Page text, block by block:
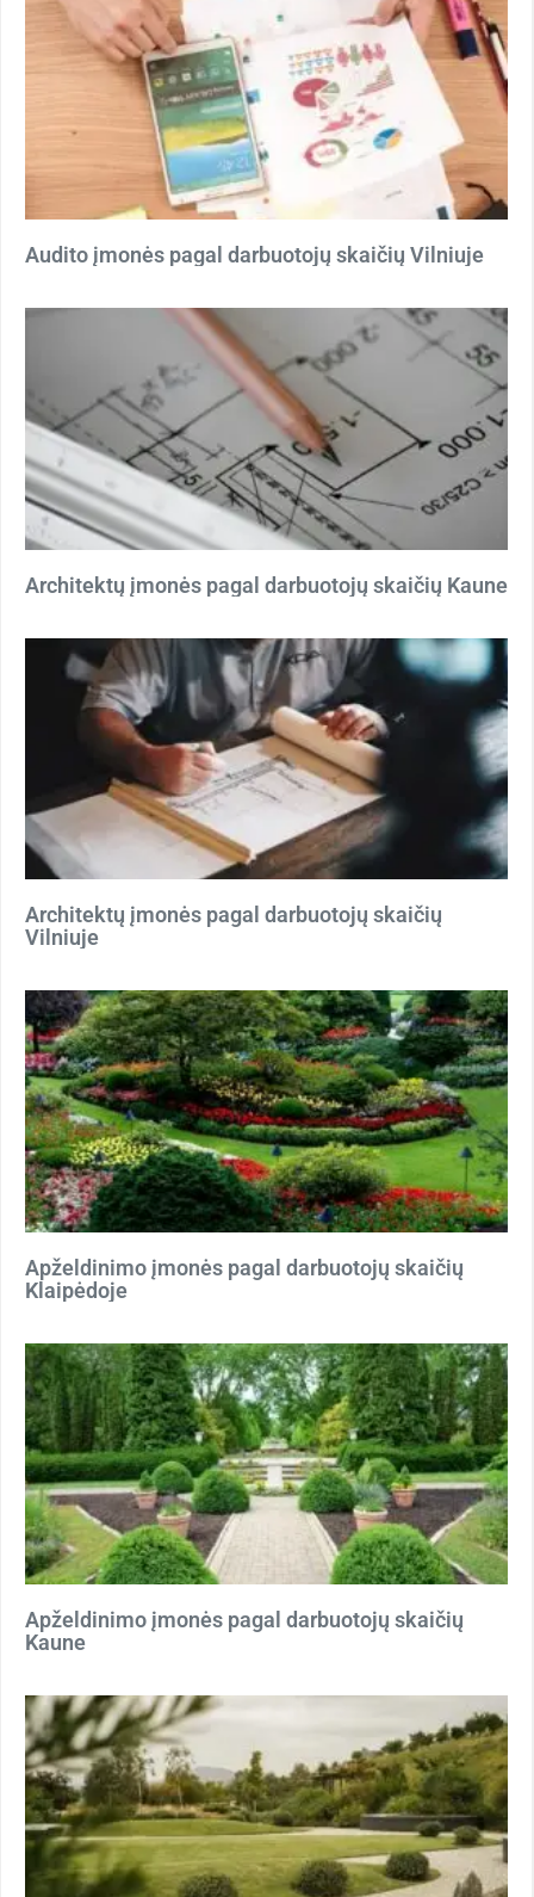
Audito įmonės pagal darbuotojų skaičių Vilniuje
Architektų įmonės pagal darbuotojų skaičių Kaune
Architektų įmonės pagal darbuotojų skaičių
Vilniuje
Apželdinimo įmonės pagal darbuotojų skaičių
Klaipėdoje
Apželdinimo įmonės pagal darbuotojų skaičių
Kaune